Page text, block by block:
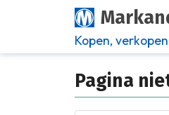
Kopen,
Pagina